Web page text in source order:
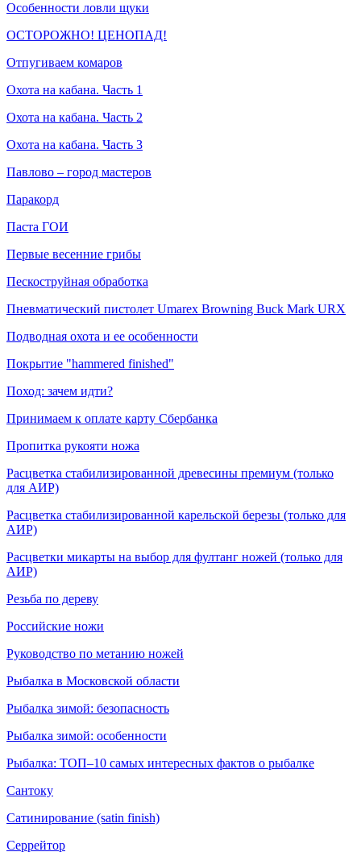
Особенности ловли щуки
ОСТОРОЖНО! ЦЕНОПАД!
Отпугиваем комаров
Охота на кабана. Часть 1
Охота на кабана. Часть 2
Охота на кабана. Часть 3
Павлово – город мастеров
Паракорд
Паста ГОИ
Первые весенние грибы
Пескоструйная обработка
Пневматический пистолет Umarex Browning Buck Mark URX
Подводная охота и ее особенности
Покрытие "hammered finished"
Поход: зачем идти?
Принимаем к оплате карту Сбербанка
Пропитка рукояти ножа
Расцветка стабилизированной древесины премиум (только
для АИР)
Расцветка стабилизированной карельской березы (только для
АИР)
Расцветки микарты на выбор для фултанг ножей (только для
АИР)
Резьба по дереву
Российские ножи
Руководство по метанию ножей
Рыбалка в Московской области
Рыбалка зимой: безопасность
Рыбалка зимой: особенности
Рыбалка: ТОП–10 самых интересных фактов о рыбалке
Сантоку
Сатинирование (satin finish)
Серрейтор